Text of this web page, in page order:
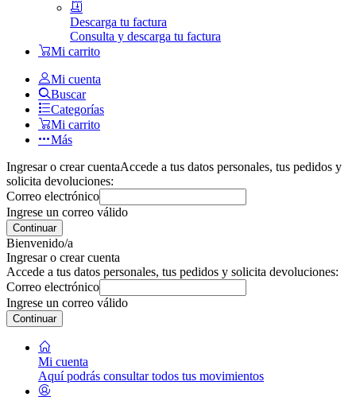
Descarga tu factura
Consulta y descarga tu factura
Mi carrito
Mi cuenta
Buscar
Categorías
Mi carrito
Más
Ingresar o crear cuentaAccede a tus datos personales, tus pedidos y
solicita devoluciones:
Correo electrónico
Ingrese un correo válido
Continuar
Bienvenido/a
Ingresar o crear cuenta
Accede a tus datos personales, tus pedidos y solicita devoluciones:
Correo electrónico
Ingrese un correo válido
Continuar
Mi cuenta
Aquí podrás consultar todos tus movimientos